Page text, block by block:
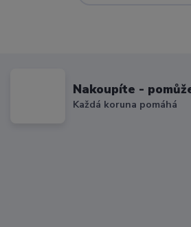
Nakoupíte -
Každá koruna pomáhá